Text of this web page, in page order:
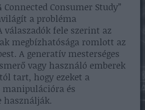
Connected Consumer Study”
a probléma
válaszadók fele szerint az
megbízhatósága romlott az
A generatív mesterséges
vagy használó emberek
tart, hogy ezeket a
és
használják.